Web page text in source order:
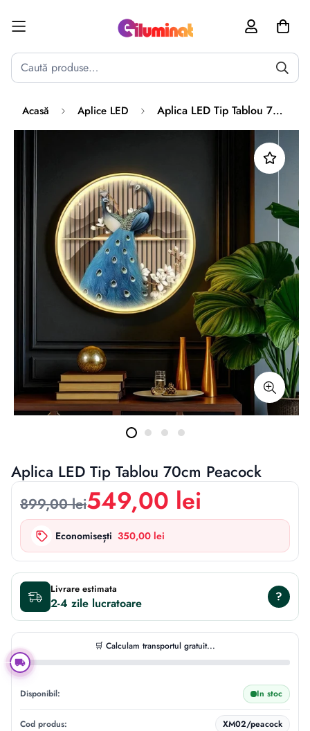
Acasă Aplice LED Aplica LED Tip Tablou 70cm Peacock
Aplica LED Tip Tablou 70cm Peacock
899,00 lei549,00 lei
Economisești 350,00 lei
Livrare estimata
2-4 zile ?
🛒 Calculam transportul gratuit...
Disponibil: In stoc
Cod produs: XM02/peacock
Activează notificările